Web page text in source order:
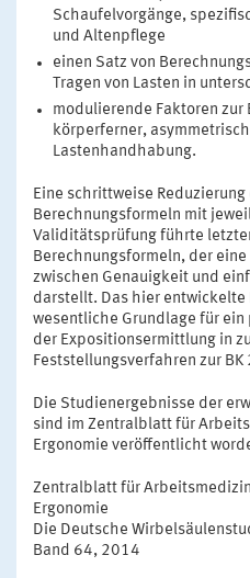
Schaufelvorgänge,
und Altenpflege
einen Satz von
Tragen von Lasten in
modulierende Faktoren zur
körperferner,
Lastenhandhabung.
Eine schrittweise Reduzierung
Berechnungsformeln mit
Validitätsprüfung führte
Berechnungsformeln, der
zwischen Genauigkeit und
darstellt. Das hier entwickelte
wesentliche Grundlage für
der Expositionsermittlung in
Feststellungsverfahren zur
Die Studienergebnisse der
sind im Zentralblatt für
Ergonomie veröffentlicht
Zentralblatt für
Ergonomie
Die Deutsche
Band 64, 2014